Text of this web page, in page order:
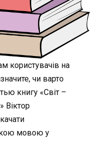
користувачів на
чи варто
книгу «Світ –
Віктор
мовою у